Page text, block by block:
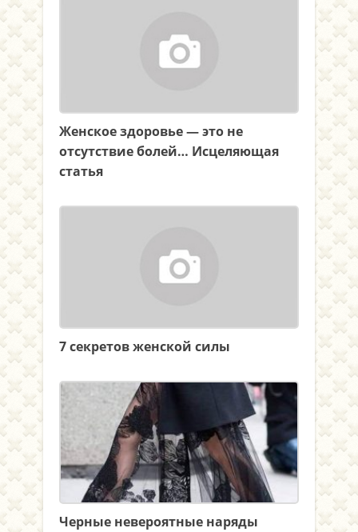
Женское здоровье — это не
отсутствие болей… Исцеляющая
статья
7 секретов женской силы
Черные невероятные наряды